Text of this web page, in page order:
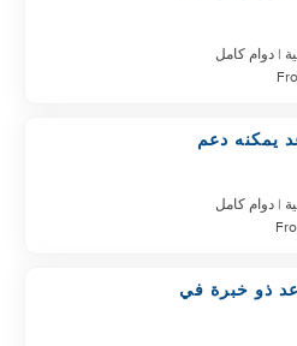
| دوام كامل
يمكنه دعم
| دوام كامل
ذو خبرة في